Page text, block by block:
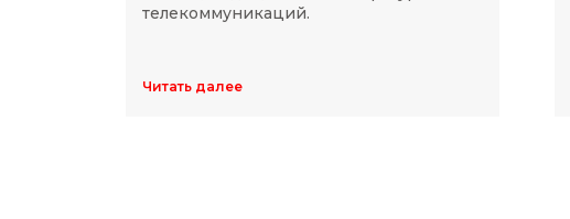
телекоммуникаций.
Читать далее